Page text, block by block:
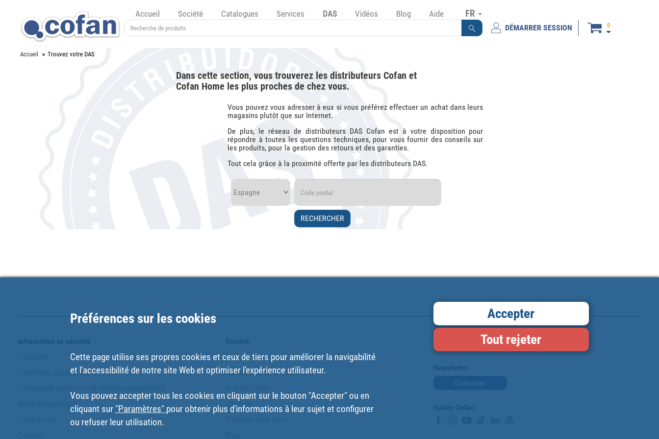
FR
Accueil Société Catalogues Services DAS Vidéos Blog Aide
DÉMARRER SESSION 0
Accueil Trouvez votre DAS
Dans cette section, vous trouverez les distributeurs Cofan et
Cofan Home les plus proches de chez vous.
Vous pouvez vous adresser à eux si vous préférez effectuer un achat dans leurs
magasins plutôt que sur Internet.
De plus, le réseau de distributeurs DAS Cofan est à votre disposition pour
répondre à toutes les questions techniques, pour vous fournir des conseils sur
les produits, pour la gestion des retours et des garanties.
Tout cela grâce à la proximité offerte par les distributeurs DAS.
RECHERCHER
Conditions d'utilisation
Notre engagement
Qui sommes-nous
Où sommes-nous situés ?
Marques
Carte de fidélité
Préférences sur les cookies
Cette page utilise ses propres cookies et ceux de tiers pour améliorer la navigabilité
et l'accessibilité de notre site Web et optimiser l'expérience utilisateur.
Vous pouvez accepter tous les cookies en cliquant sur le bouton "Accepter" ou en
cliquant sur "Paramètres" pour obtenir plus d'informations à leur sujet et configurer
ou refuser leur utilisation.
Accepter
Tout rejeter